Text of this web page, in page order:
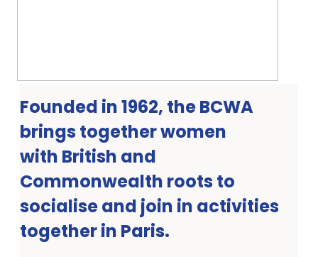
Founded in 1962, the BCWA
brings together women
with British and
Commonwealth roots to
socialise and join in activities
together in Paris.